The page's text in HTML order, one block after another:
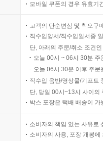
모바일 쿠폰의 경우 유효기
고객의 단순변심 및 착오구
직수입양서/직수입일서중
단, 아래의 주문/취소 조건
오늘 00시 ~ 06시 30분
오늘 06시 30분 이후 주
직수입 음반/영상물/기프트
단, 당일 00시~13시 사이의
박스 포장은 택배 배송이
소비자의 책임 있는 사유로
소비자의 사용, 포장 개봉